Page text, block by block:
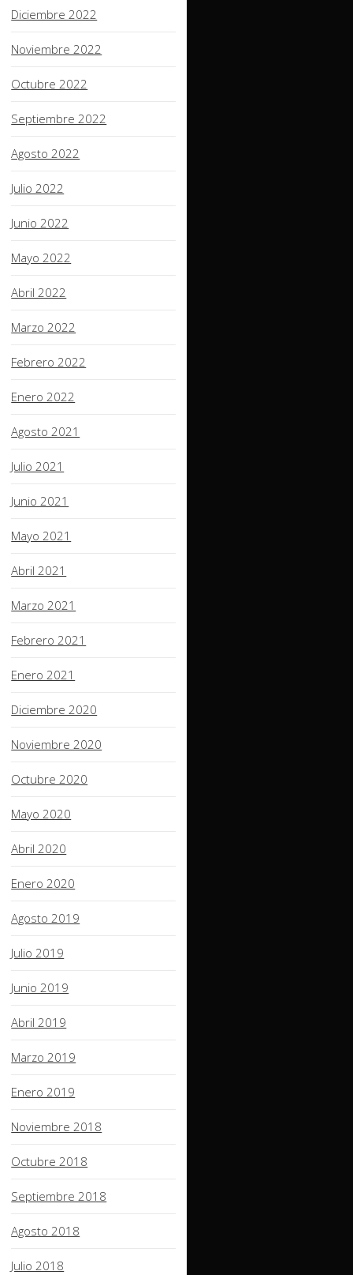
Diciembre 2022
Noviembre 2022
Octubre 2022
Septiembre 2022
Agosto 2022
Julio 2022
Junio 2022
Mayo 2022
Abril 2022
Marzo 2022
Febrero 2022
Enero 2022
Agosto 2021
Julio 2021
Junio 2021
Mayo 2021
Abril 2021
Marzo 2021
Febrero 2021
Enero 2021
Diciembre 2020
Noviembre 2020
Octubre 2020
Mayo 2020
Abril 2020
Enero 2020
Agosto 2019
Julio 2019
Junio 2019
Abril 2019
Marzo 2019
Enero 2019
Noviembre 2018
Octubre 2018
Septiembre 2018
Agosto 2018
Julio 2018